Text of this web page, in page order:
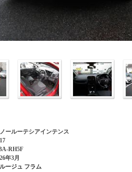
ールーテシアインテンス
RH5F
年3月
ルージュ フラム